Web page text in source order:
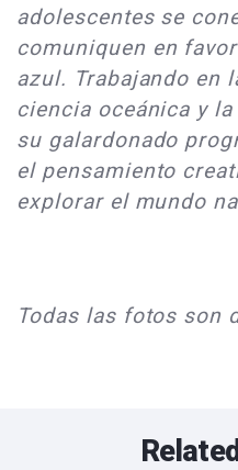
adolescentes se
comuniquen en
azul. Trabajando en
ciencia oceánica y
su galardonado
el pensamiento
explorar el mundo
Todas las fotos son